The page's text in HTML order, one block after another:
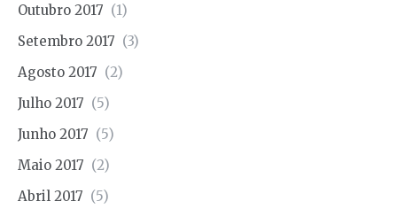
Outubro 2017 (1)
Setembro 2017 (3)
Agosto 2017 (2)
Julho 2017 (5)
Junho 2017 (5)
Maio 2017 (2)
Abril 2017 (5)